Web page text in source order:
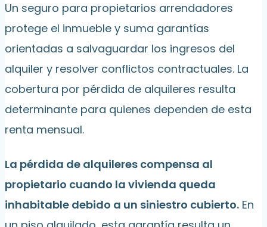
Un seguro para propietarios arrendadores
protege el inmueble y suma garantías
orientadas a salvaguardar los ingresos del
alquiler y resolver conflictos contractuales. La
cobertura por pérdida de alquileres resulta
determinante para quienes dependen de esta
renta mensual.
La pérdida de alquileres compensa al
propietario cuando la vivienda queda
inhabitable debido a un siniestro cubierto. En